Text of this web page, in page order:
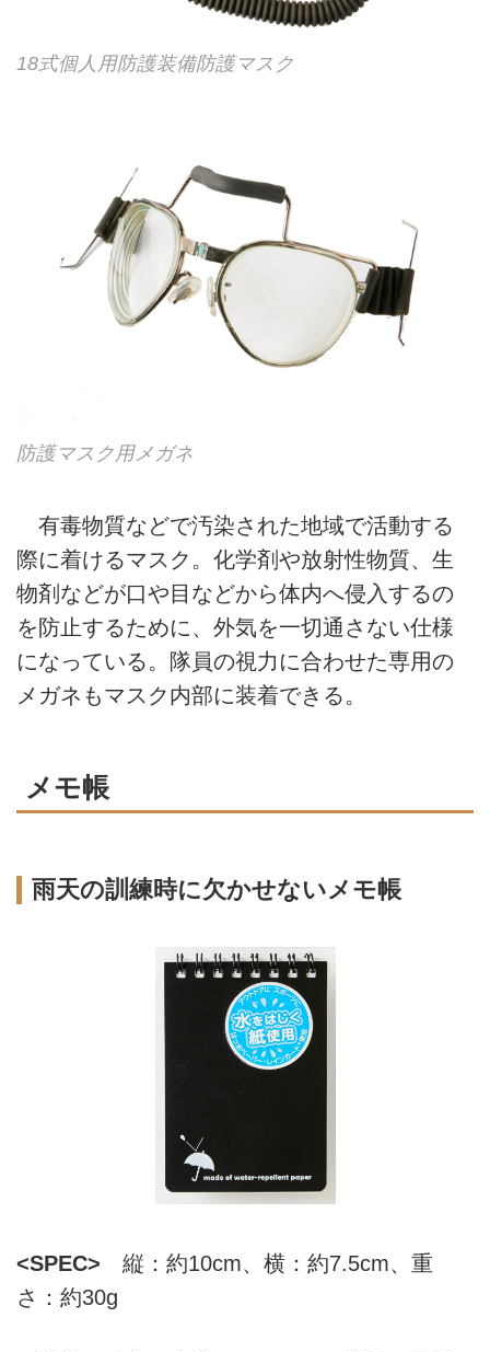
18式個人用防護装備防護マスク
防護マスク用メガネ
有毒物質などで汚染された地域で活動する
際に着けるマスク。化学剤や放射性物質、生
物剤などが口や目などから体内へ侵入するの
を防止するために、外気を一切通さない仕様
になっている。隊員の視力に合わせた専用の
メガネもマスク内部に装着できる。
メモ帳
雨天の訓練時に欠かせないメモ帳
<SPEC> 縦：約10cm、横：約7.5cm、重
さ：約30g